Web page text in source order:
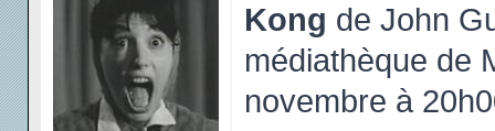
Kong de John
médiathèque de
novembre à